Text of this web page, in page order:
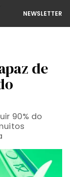
NEWSLETTER
de
90% do